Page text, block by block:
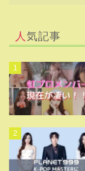
人気記事
1
2